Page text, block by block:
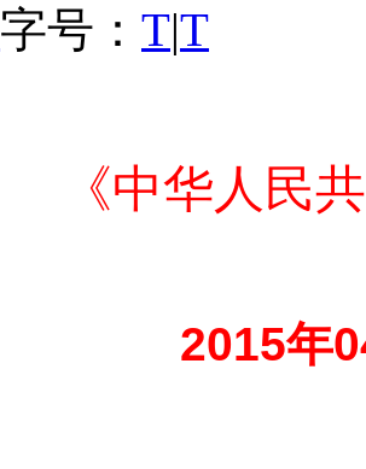
字号： T|T
《中华人民
2015年